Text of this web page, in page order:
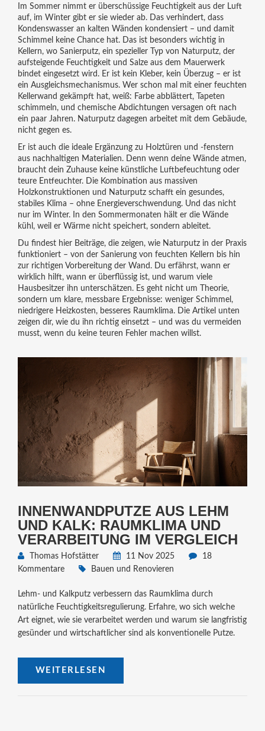
Im Sommer nimmt er überschüssige Feuchtigkeit aus der Luft
auf, im Winter gibt er sie wieder ab. Das verhindert, dass
Kondenswasser an kalten Wänden kondensiert – und damit
Schimmel keine Chance hat. Das ist besonders wichtig in
Kellern, wo Sanierputz, ein spezieller Typ von Naturputz, der
aufsteigende Feuchtigkeit und Salze aus dem Mauerwerk
bindeteingesetzt wird. Er ist kein Kleber, kein Überzug – er ist
ein Ausgleichsmechanismus. Wer schon mal mit einer feuchten
Kellerwand gekämpft hat, weiß: Farbe abblättert, Tapeten
schimmeln, und chemische Abdichtungen versagen oft nach
ein paar Jahren. Naturputz dagegen arbeitet mit dem Gebäude,
nicht gegen es.
Er ist auch die ideale Ergänzung zu Holztüren und -fenstern
aus nachhaltigen Materialien. Denn wenn deine Wände atmen,
braucht dein Zuhause keine künstliche Luftbefeuchtung oder
teure Entfeuchter. Die Kombination aus massiven
Holzkonstruktionen und Naturputz schafft ein gesundes,
stabiles Klima – ohne Energieverschwendung. Und das nicht
nur im Winter. In den Sommermonaten hält er die Wände
kühl, weil er Wärme nicht speichert, sondern ableitet.
Du findest hier Beiträge, die zeigen, wie Naturputz in der Praxis
funktioniert – von der Sanierung von feuchten Kellern bis hin
zur richtigen Vorbereitung der Wand. Du erfährst, wann er
wirklich hilft, wann er überflüssig ist, und warum viele
Hausbesitzer ihn unterschätzen. Es geht nicht um Theorie,
sondern um klare, messbare Ergebnisse: weniger Schimmel,
niedrigere Heizkosten, besseres Raumklima. Die Artikel unten
zeigen dir, wie du ihn richtig einsetzt – und was du vermeiden
musst, wenn du keine teuren Fehler machen willst.
INNENWANDPUTZE AUS LEHM
UND KALK: RAUMKLIMA UND
VERARBEITUNG IM VERGLEICH
Thomas Hofstätter 11 Nov 2025
18
Kommentare
Bauen und Renovieren
Lehm- und Kalkputz verbessern das Raumklima durch
natürliche Feuchtigkeitsregulierung. Erfahre, wo sich welche
Art eignet, wie sie verarbeitet werden und warum sie langfristig
gesünder und wirtschaftlicher sind als konventionelle Putze.
WEITERLESEN